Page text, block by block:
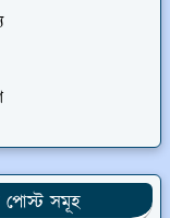
পোস্ট সমূহ